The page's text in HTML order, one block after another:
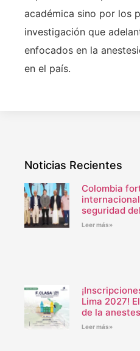
académica sino por los
investigación que
enfocados en la
en el país.
Noticias Recientes
Colombia
seguridad
Leer más»
Lima 2027!
de la
Leer más»